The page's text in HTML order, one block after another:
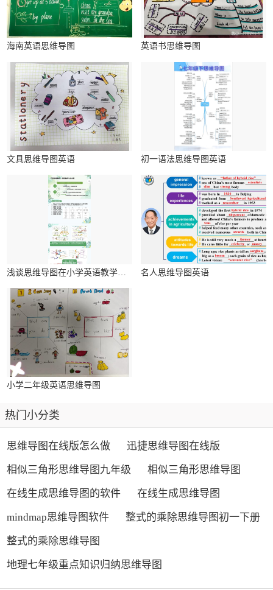
海南英语思维导图 英语书思维导图
文具思维导图英语 初一语法思维导图英语
名人思维导图英语
小学二年级英语思维导图
热门小分类
思维导图在线版怎么做 迅捷思维导图在线版
相似三角形思维导图九年级 相似三角形思维导图
在线生成思维导图的软件 在线生成思维导图
mindmap思维导图软件 整式的乘除思维导图初一下册
整式的乘除思维导图
地理七年级重点知识归纳思维导图